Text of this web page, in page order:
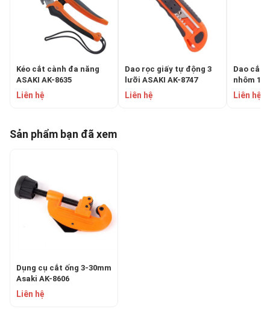
Kéo cắt cành đa năng
ASAKI AK-8635
Liên hệ
Dao rọc giấy tự động 3
lưỡi ASAKI AK-8747
Liên hệ
Dao cắt
nhôm
AK-8612
Liên hệ
Sản phẩm bạn đã xem
Dụng cụ cắt ống 3-30mm
Asaki AK-8606
Liên hệ